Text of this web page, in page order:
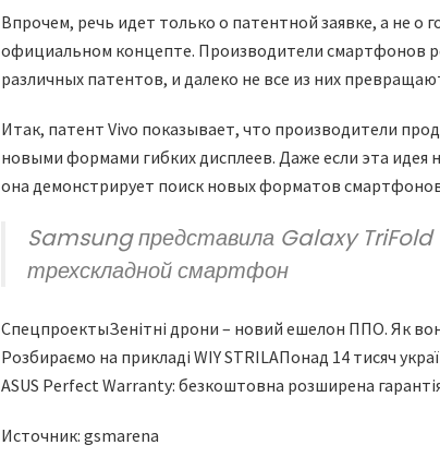
Впрочем, речь идет только о патентной заявке, а не о
официальном концепте. Производители смартфонов
различных патентов, и далеко не все из них
Итак, патент Vivo показывает, что производители
новыми формами гибких дисплеев. Даже если эта идея
она демонстрирует поиск новых форматов
Samsung представила Galaxy TriFold
трехскладной смартфон
СпецпроектыЗенітні дрони – новий ешелон ППО. Як
Розбираємо на прикладі WIY STRILAПонад 14 тисяч
ASUS Perfect Warranty: безкоштовна розширена
Источник: gsmarena